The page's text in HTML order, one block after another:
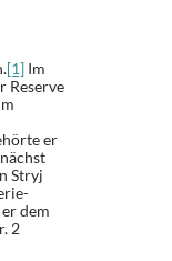
[1] Im
Reserve
er
Stryj
dem
2